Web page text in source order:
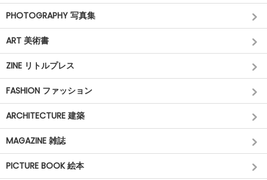
PHOTOGRAPHY 写真集
ART 美術書
ZINE リトルプレス
FASHION ファッション
ARCHITECTURE 建築
MAGAZINE 雑誌
PICTURE BOOK 絵本